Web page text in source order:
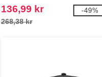
136,99 kr
268,38 kr
-49%